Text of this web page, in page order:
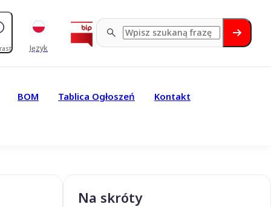
Język
BOM Tablica Ogłoszeń Kontakt
Na skróty